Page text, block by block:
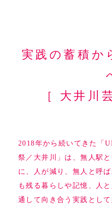
実践の蓄積か
［ 大井川
2018年から続いてきた「
祭／大井川」は、無人駅
に、人が減り、無人と呼
も残る暮らしや記憶、人
通して向き合う実践として